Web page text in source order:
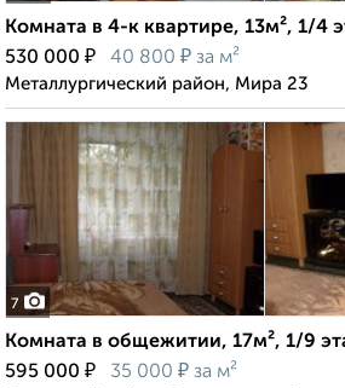
Комната в 4-к квартире, 13м², 1/4
530 000 ₽ 40 800 ₽ за м²
Металлургический район, Мира 23
7
Комната в общежитии, 17м², 1/9
595 000 ₽ 35 000 ₽ за м²